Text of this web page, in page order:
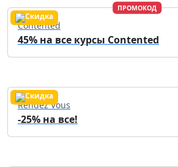
ПРОМОКОД
Contented
45% на все курсы Contented
Rendez Vous
-25% на все!